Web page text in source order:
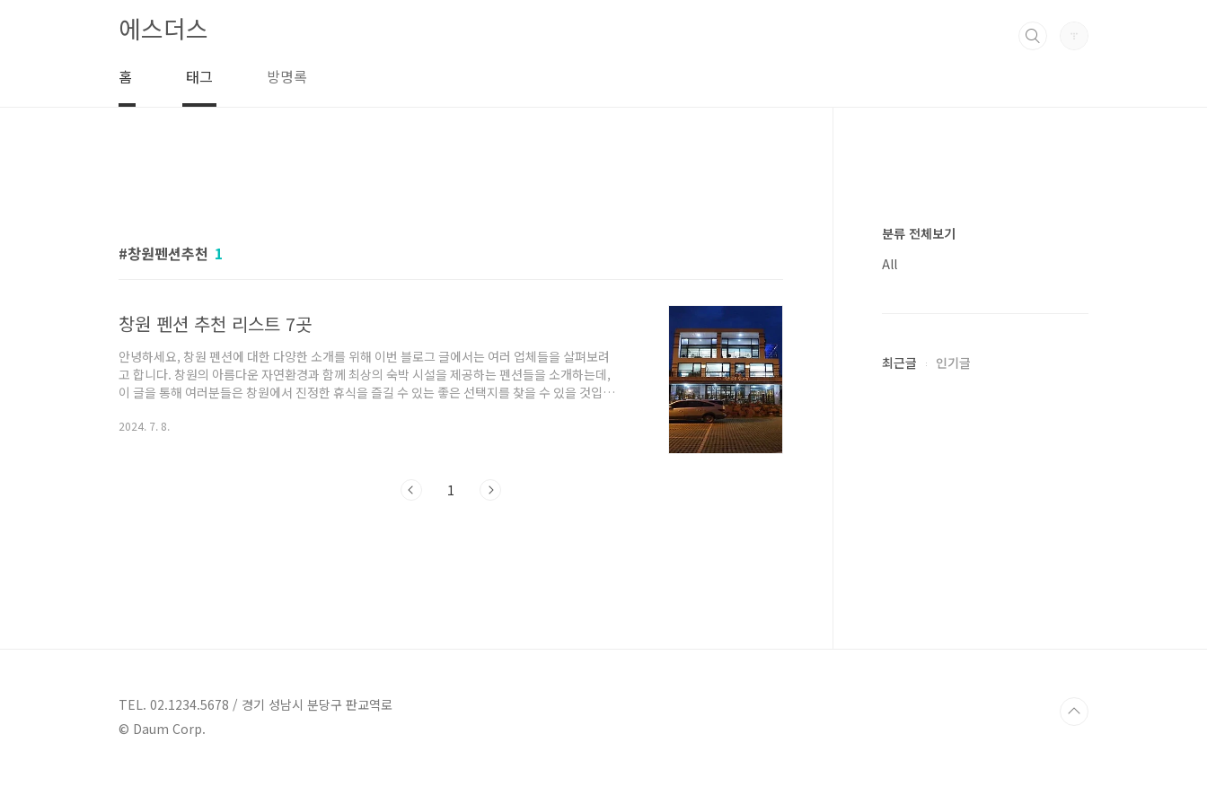
에스더스
홈 태그 방명록
창원펜션추천 1
창원 펜션 추천 리스트 7곳
안녕하세요, 창원 펜션에 대한 다양한 소개를 위해 이번 블로그 글에서는 여러 업체들을 살펴보려
고 합니다. 창원의 아름다운 자연환경과 함께 최상의 숙박 시설을 제공하는 펜션들을 소개하는데,
이 글을 통해 여러분들은 창원에서 진정한 휴식을 즐길 수 있는 좋은 선택지를 찾을 수 있을 것입니
남로71번길 19펜션 경남 창원시 의창구 동읍에 위치한 단다도예펜션은 창원의 대표적인 플레이
2024. 7. 8.
1
분류 전체보기
All
최근글 인기글
TEL. 02.1234.5678 / 경기 성남시 분당구 판교역로
© Daum Corp.